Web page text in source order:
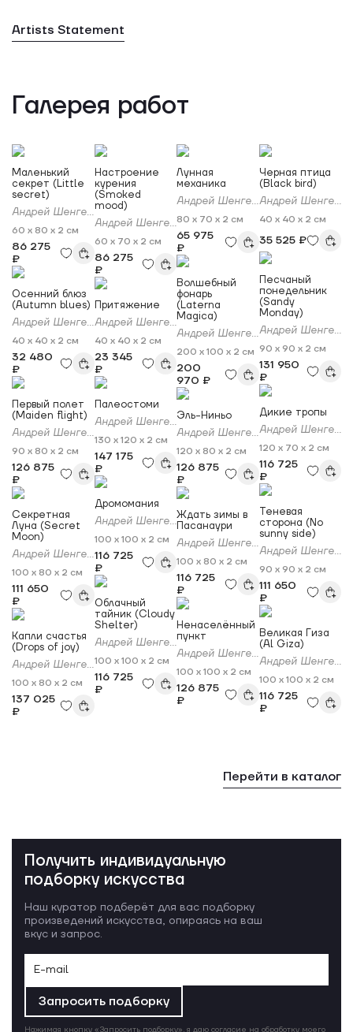
Artists Statement
Галерея работ
Маленький
секрет (Little
secret)
Андрей Шенгелия
60 x 80 x 2 см
86 275
₽
Осенний блюз
(Autumn blues)
Андрей Шенгелия
40 x 40 x 2 см
32 480
₽
Первый полет
(Maiden flight)
Андрей Шенгелия
90 x 80 x 2 см
126 875
₽
Секретная
Луна (Secret
Moon)
Андрей Шенгелия
100 x 80 x 2 см
111 650
₽
Капли счастья
(Drops of joy)
Андрей Шенгелия
100 x 80 x 2 см
137 025
₽
Настроение
курения
(Smoked
mood)
Андрей Шенгелия
60 x 70 x 2 см
86 275
₽
Притяжение
Андрей Шенгелия
40 x 40 x 2 см
23 345
₽
Палеостоми
Андрей Шенгелия
130 x 120 x 2 см
147 175
₽
Дромомания
Андрей Шенгелия
100 x 100 x 2 см
116 725
₽
Облачный
тайник (Cloudy
Shelter)
Андрей Шенгелия
100 x 100 x 2 см
116 725
₽
Лунная
механика
Андрей Шенгелия
80 x 70 x 2 см
65 975
₽
Волшебный
фонарь
(Laterna
Magica)
Андрей Шенгелия
200 x 100 x 2 см
200
970 ₽
Эль-Ниньо
Андрей Шенгелия
120 x 80 x 2 см
126 875
₽
Ждать зимы в
Пасанаури
Андрей Шенгелия
100 x 80 x 2 см
116 725
₽
Ненаселённый
пункт
Андрей Шенгелия
100 x 100 x 2 см
126 875
₽
Черная птица
(Black bird)
Андрей Шенгелия
40 x 40 x 2 см
35 525 ₽
Песчаный
понедельник
(Sandy
Monday)
Андрей Шенгелия
90 x 90 x 2 см
131 950
₽
Дикие тропы
Андрей Шенгелия
120 x 70 x 2 см
116 725
₽
Теневая
сторона (No
sunny side)
Андрей Шенгелия
90 x 90 x 2 см
111 650
₽
Великая Гиза
(Al Giza)
Андрей Шенгелия
100 x 100 x 2 см
116 725
₽
Перейти в каталог
Получить индивидуальную
подборку искусства
Наш куратор подберёт для вас подборку
произведений искусства, опираясь на ваш
вкус и запрос.
Запросить подборку
Нажимая кнопку «Запросить подборку», я даю согласие на обработку моего